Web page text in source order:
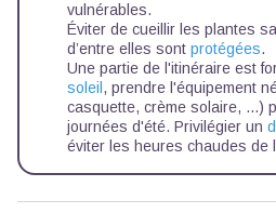
vulnérables.
Éviter de cueillir les plantes
d’entre elles sont protégées.
Une partie de l'itinéraire est
soleil , prendre l'équipement
casquette, crème solaire, ...)
journées d'été. Privilégier un
éviter les heures chaudes de